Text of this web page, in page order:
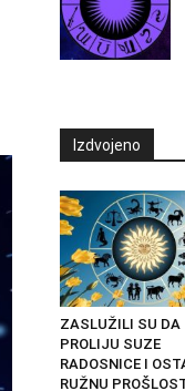
Izdvojeno
ZASLUŽILI SU DA
PROLIJU SUZE
RADOSNICE I
RUŽNU